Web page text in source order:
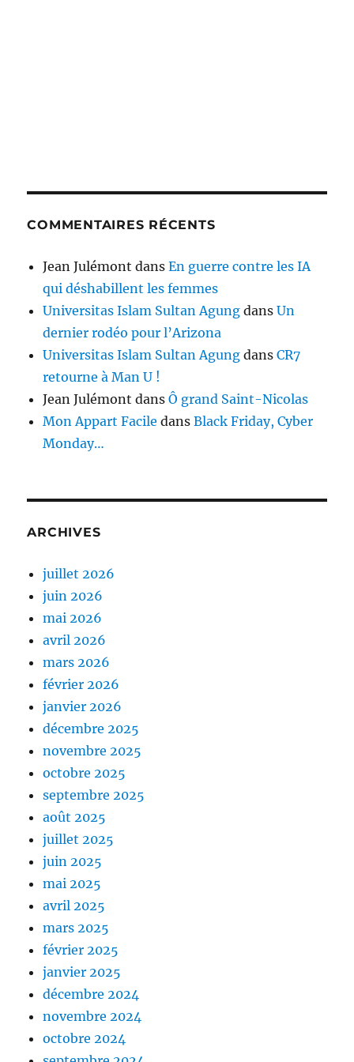
COMMENTAIRES RÉCENTS
Jean Julémont dansEn guerre contre les IA
qui déshabillent les femmes
Universitas Islam Sultan Agung dansUn
dernier rodéo pour l’Arizona
Universitas Islam Sultan Agung dansCR7
retourne à Man U !
Jean Julémont dansÔ grand Saint-Nicolas
Mon Appart Facile dansBlack Friday, Cyber
Monday…
ARCHIVES
juillet 2026
juin 2026
mai 2026
avril 2026
mars 2026
février 2026
janvier 2026
décembre 2025
novembre 2025
octobre 2025
septembre 2025
août 2025
juillet 2025
juin 2025
mai 2025
avril 2025
mars 2025
février 2025
janvier 2025
décembre 2024
novembre 2024
octobre 2024